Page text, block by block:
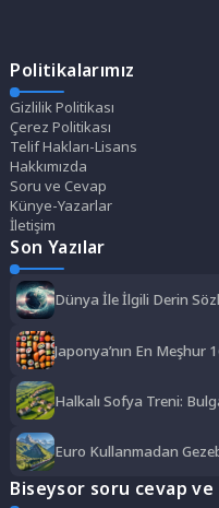
Politikalarımız
Gizlilik Politikası
Çerez Politikası
Telif Hakları-Lisans
Hakkımızda
Soru ve Cevap
Künye-Yazarlar
İletişim
Son Yazılar
Dünya İle İlgili Derin
Japonya’nın En Meşhur
Halkalı Sofya Treni:
Euro Kullanmadan
Biseysor soru cevap